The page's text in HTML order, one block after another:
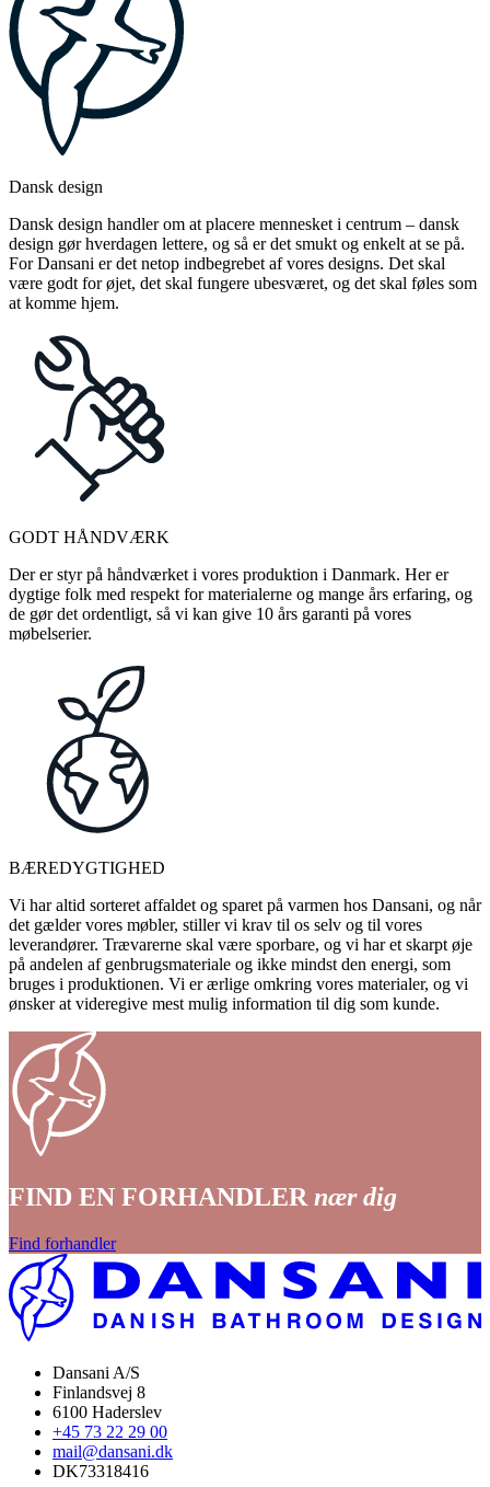
Dansk design
Dansk design handler om at placere mennesket i centrum – dansk
design gør hverdagen lettere, og så er det smukt og enkelt at se på.
For Dansani er det netop indbegrebet af vores designs. Det skal
være godt for øjet, det skal fungere ubesværet, og det skal føles som
at komme hjem.
GODT HÅNDVÆRK
Der er styr på håndværket i vores produktion i Danmark. Her er
dygtige folk med respekt for materialerne og mange års erfaring, og
de gør det ordentligt, så vi kan give 10 års garanti på vores
møbelserier.
BÆREDYGTIGHED
Vi har altid sorteret affaldet og sparet på varmen hos Dansani, og når
det gælder vores møbler, stiller vi krav til os selv og til vores
leverandører. Trævarerne skal være sporbare, og vi har et skarpt øje
på andelen af genbrugsmateriale og ikke mindst den energi, som
bruges i produktionen. Vi er ærlige omkring vores materialer, og vi
ønsker at videregive mest mulig information til dig som kunde.
FIND EN FORHANDLER nær dig
Find forhandler
Dansani A/S
Finlandsvej 8
6100 Haderslev
+45 73 22 29 00
mail@dansani.dk
DK73318416